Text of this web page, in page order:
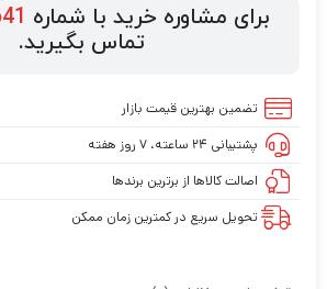
برای مشاوره خرید با شماره
تماس بگیرید.
تضمین بهترین قیمت بازار
پشتیبانی ۲۴ ساعته، ۷ روز هفته
اصالت کالاها از برترین برندها
تحویل سریع در کمترین زمان ممکن